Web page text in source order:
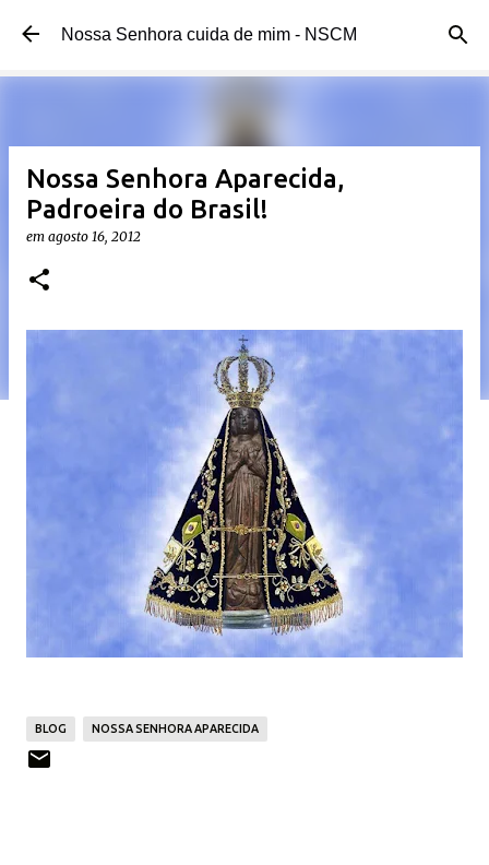
Pular para o conteúdo principal
Nossa Senhora cuida de mim - NSCM
Nossa Senhora Aparecida,
Padroeira do Brasil!
em agosto 16, 2012
BLOG NOSSA SENHORA APARECIDA